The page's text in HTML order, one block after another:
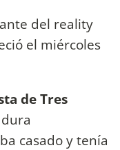
del reality
el miércoles
de Tres
casado y tenía